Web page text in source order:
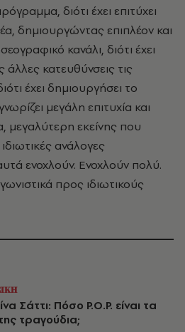
διότι έχει επιτύχει
δημιουργώντας επιπλέον και
κανάλι, διότι έχει
άλλες κατευθύνσεις τις
έχει δημιουργήσει το
μεγάλη επιτυχία και
μεγαλύτερη εκείνης που
ανάλογες
ενοχλούν. Ενοχλούν πολύ.
προς ιδιωτικούς
Σάττι: Πόσο P.O.P. είναι τα
τραγούδια;